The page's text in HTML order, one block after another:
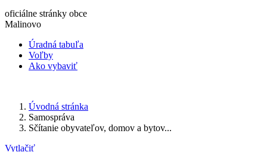
oficiálne stránky obce
Malinovo
Úradná tabuľa
Voľby
Ako vybaviť
Úvodná stránka
Samospráva
Sčítanie obyvateľov, domov a bytov...
Vytlačiť